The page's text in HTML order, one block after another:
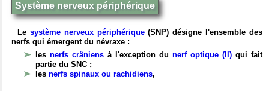
Système nerveux périphérique
Le système nerveux périphérique(SNP) désigne l'ensemble des
nerfs qui émergent du névraxe :
les nerfs crâniens à l'exception du nerf optique (II) qui fait
partie du SNC ;
les nerfs spinaux ou rachidiens,